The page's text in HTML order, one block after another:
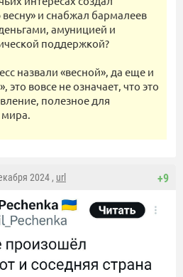
и снабжал бармалеев
амуницией и
поддержкой?
назвали «весной», да еще и
это вовсе не означает, что это
полезное для
мира.
+9
2024 , url